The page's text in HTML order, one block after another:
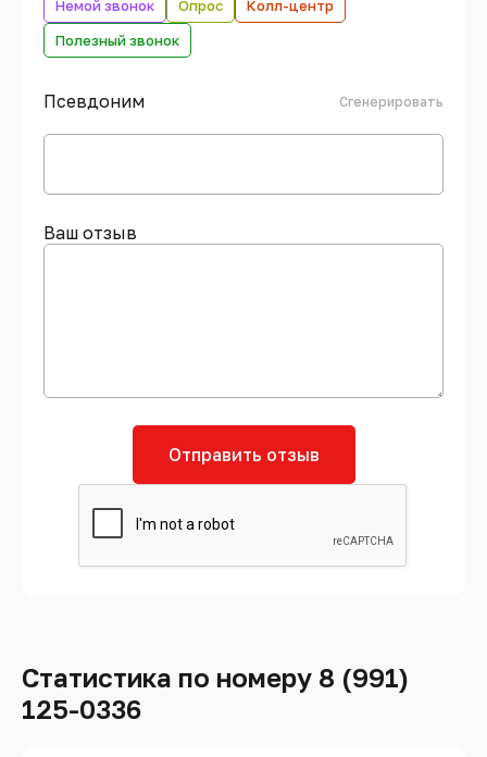
Немой звонок
Опрос
Колл-центр
Полезный звонок
Псевдоним Сгенерировать
Ваш отзыв
Отправить отзыв
Статистика по номеру 8 (991)
125-0336